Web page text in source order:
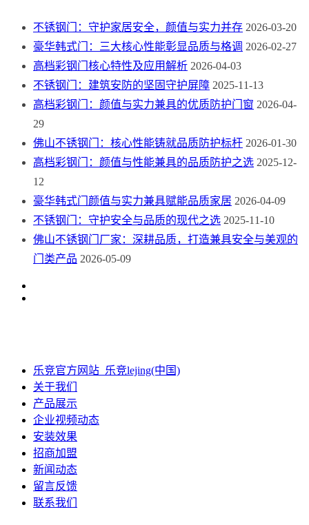
不锈钢门：守护家居安全，颜值与实力并存 2026-03-20
豪华韩式门：三大核心性能彰显品质与格调 2026-02-27
高档彩钢门核心特性及应用解析 2026-04-03
不锈钢门：建筑安防的坚固守护屏障 2025-11-13
高档彩钢门：颜值与实力兼具的优质防护门窗 2026-04-
29
佛山不锈钢门：核心性能铸就品质防护标杆 2026-01-30
高档彩钢门：颜值与性能兼具的品质防护之选 2025-12-
12
豪华韩式门颜值与实力兼具赋能品质家居 2026-04-09
不锈钢门：守护安全与品质的现代之选 2025-11-10
佛山不锈钢门厂家：深耕品质，打造兼具安全与美观的
门类产品 2026-05-09
乐竞官方网站_乐竞lejing(中国)
关于我们
产品展示
企业视频动态
安装效果
招商加盟
新闻动态
留言反馈
联系我们